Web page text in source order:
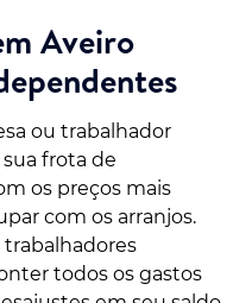
Aveiro
ou trabalhador
frota de
os preços mais
com os arranjos.
trabalhadores
todos os gastos